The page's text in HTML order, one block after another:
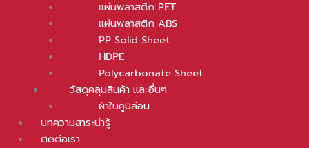
แผ่นพลาสติก PET
แผ่นพลาสติก ABS
PP Solid Sheet
HDPE
Polycarbonate Sheet
วัสดุคลุมสินค้า และอื่นๆ
ผ้าใบคูนิล่อน
บทความสาระน่ารู้
ติดต่อเรา